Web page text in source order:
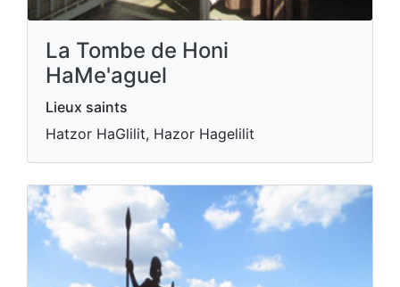
La Tombe de Honi
HaMe'aguel
Lieux saints
Hatzor HaGlilit, Hazor Hagelilit